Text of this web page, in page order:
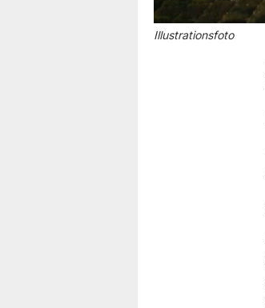
Illustrationsfoto